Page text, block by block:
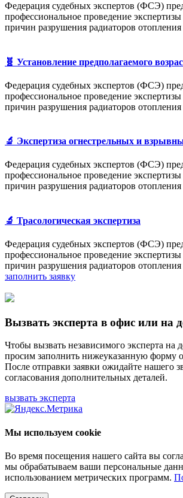
Федерация судебных экспертов (ФСЭ)
профессиональное проведение
причин разрушения радиаторов
🧬 Установление предполагаемого
Федерация судебных экспертов (ФСЭ)
профессиональное проведение
причин разрушения радиаторов
🔬 Экспертиза огнестрельных и
Федерация судебных экспертов (ФСЭ)
профессиональное проведение
причин разрушения радиаторов
🔬 Трасологическая экспертиза
Федерация судебных экспертов (ФСЭ)
профессиональное проведение
причин разрушения радиаторов
заполнить заявку
Вызвать эксперта в офис или на
Чтобы вызвать независимого эксперта на
просим заполнить нижеуказанную форму
После отправки заявки ожидайте нашего
согласования дополнительных деталей.
вызвать эксперта
Мы используем cookie
Во время посещения нашего сайта вы
мы обрабатываем ваши персональные
использованием метрических программ.